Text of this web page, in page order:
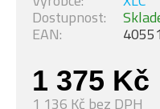
1 375 Kč
1 136 Kč bez DPH
Dostupnost:
EAN: